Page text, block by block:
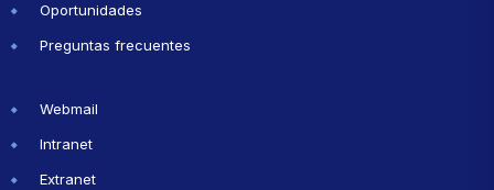
Oportunidades
Preguntas frecuentes
Webmail
Intranet
Extranet